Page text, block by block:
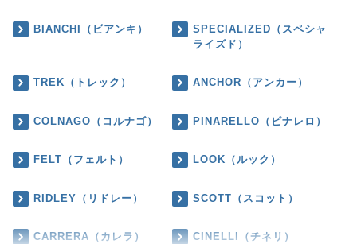
BIANCHI（ビアンキ）
SPECIALIZED（スペシャ
ライズド）
TREK（トレック） ANCHOR（アンカー）
COLNAGO（コルナゴ） PINARELLO（ピナレロ）
FELT（フェルト） LOOK（ルック）
RIDLEY（リドレー） SCOTT（スコット）
CARRERA（カレラ） CINELLI（チネリ）